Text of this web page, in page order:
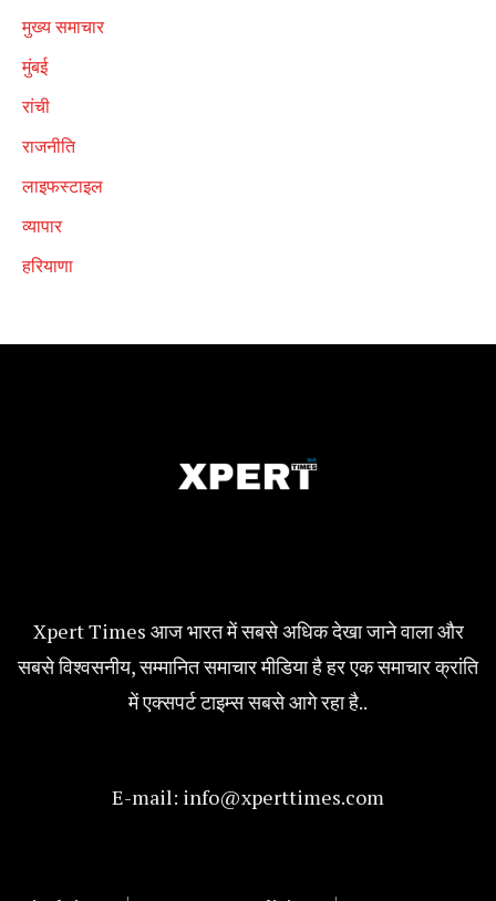
मुख्य समाचार
मुंबई
रांची
राजनीति
लाइफस्टाइल
व्यापार
हरियाणा
Xpert Times आज भारत में सबसे अधिक देखा जाने वाला और
सबसे विश्वसनीय, सम्मानित समाचार मीडिया है हर एक समाचार क्रांति
में एक्सपर्ट टाइम्स सबसे आगे रहा है..
E-mail: info@xperttimes.com